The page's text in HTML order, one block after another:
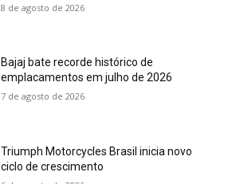
8 de agosto de 2026
Bajaj bate recorde histórico de
emplacamentos em julho de 2026
7 de agosto de 2026
Triumph Motorcycles Brasil inicia novo
ciclo de crescimento